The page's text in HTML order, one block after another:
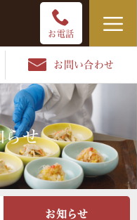
お電話
お問い合わせ
らせ
お知らせ